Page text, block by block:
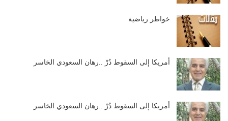
خواطر رياضية
أمريكا إلى السقوط دُرْ ..رهان السعودي الخاسر
أمريكا إلى السقوط دُرْ ..رهان السعودي الخاسر